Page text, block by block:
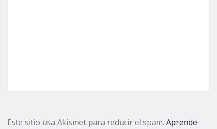
Este sitio usa Akismet para reducir el spam. Aprende